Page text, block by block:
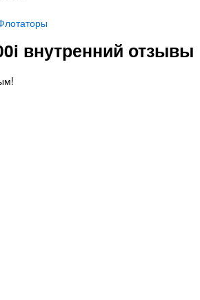
внутренний отзывы